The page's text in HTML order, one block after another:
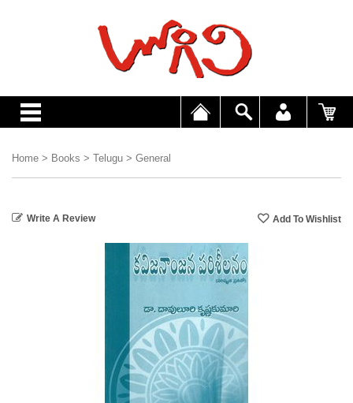
Home > Books > Telugu > General
Write A Review